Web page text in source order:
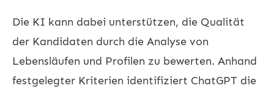
Die KI kann dabei unterstützen, die Qualität
der Kandidaten durch die Analyse von
Lebensläufen und Profilen zu bewerten. Anhand
festgelegter Kriterien identifiziert ChatGPT die